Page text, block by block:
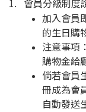
1. 會員分級制度
加入會員
的生日購
注意事項
購物金給
倘若會員
冊成為會
自動發送